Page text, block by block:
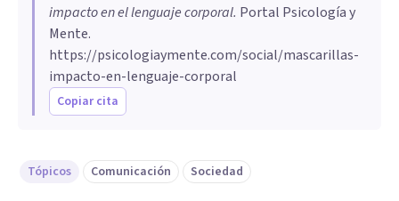
impacto en el lenguaje corporal. Portal Psicología y
Mente.
https://psicologiaymente.com/social/mascarillas-
impacto-en-lenguaje-corporal
Copiar cita
Tópicos Comunicación Sociedad